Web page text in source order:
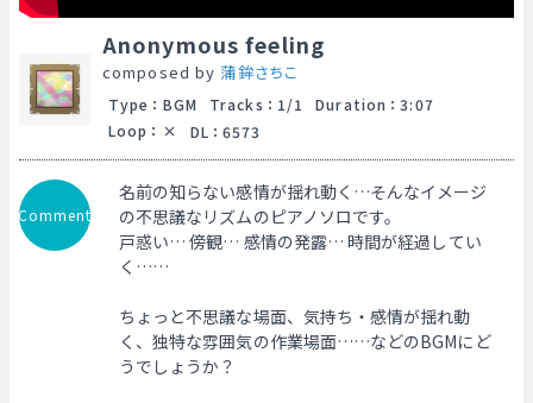
Anonymous feeling
composed by 蒲鉾さちこ
Type ： BGM Tracks ： 1/1 Duration ： 3:07
Loop ： DL ： 6573
Comment
名前の知らない感情が揺れ動く…そんなイメージ
の不思議なリズムのピアノソロです。
戸惑い… 傍観… 感情の発露… 時間が経過してい
く……
ちょっと不思議な場面、気持ち・感情が揺れ動
く、独特な雰囲気の作業場面……などのBGMにど
うでしょうか？